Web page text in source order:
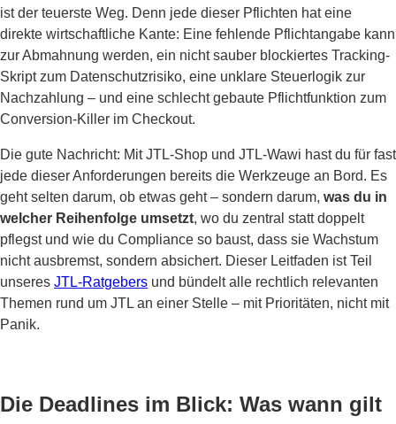
ist der teuerste Weg. Denn jede dieser Pflichten hat eine
direkte wirtschaftliche Kante: Eine fehlende Pflichtangabe kann
zur Abmahnung werden, ein nicht sauber blockiertes Tracking-
Skript zum Datenschutzrisiko, eine unklare Steuerlogik zur
Nachzahlung – und eine schlecht gebaute Pflichtfunktion zum
Conversion-Killer im Checkout.
Die gute Nachricht: Mit JTL-Shop und JTL-Wawi hast du für fast
jede dieser Anforderungen bereits die Werkzeuge an Bord. Es
geht selten darum, ob etwas geht – sondern darum, was du in
welcher Reihenfolge umsetzt, wo du zentral statt doppelt
pflegst und wie du Compliance so baust, dass sie Wachstum
nicht ausbremst, sondern absichert. Dieser Leitfaden ist Teil
unseres JTL-Ratgebers und bündelt alle rechtlich relevanten
Themen rund um JTL an einer Stelle – mit Prioritäten, nicht mit
Panik.
Die Deadlines im Blick: Was wann gilt